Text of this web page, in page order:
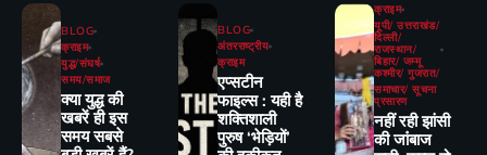
BLOG
क्राइम
युद्ध/संघर्ष
समय/समाज
क्या युद्ध की
खबरें ही इस
समय सबसे
BLOG
अंतरराष्ट्रीय
क्राइम
एप्सटीन
फाइल्स : यही है
शक्तिशाली
पुरुष ‘भेड़ियों’
क्राइम
यूपी/ उत्तराखंड/
दिल्ली/
राजस्थान/
बिहार/ जम्मू
कश्मीर/ गुजरात/
समाचार/ सूचना
प्रसारण
नहीं रही झांसी
की जांंबाज